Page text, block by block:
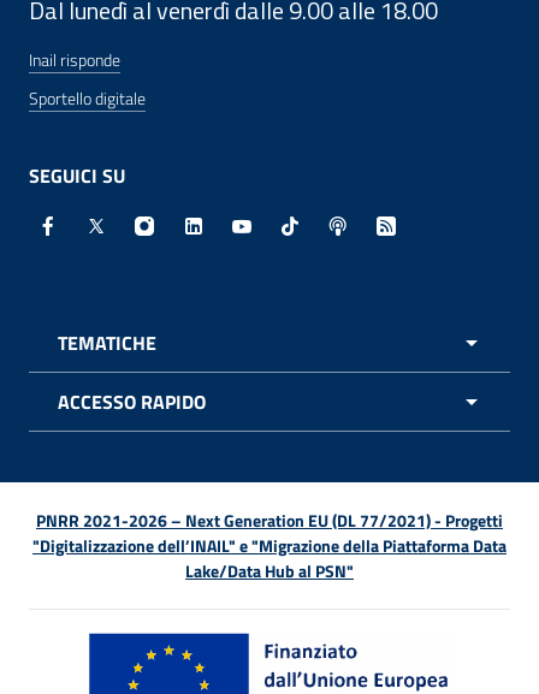
Dal lunedì al venerdì dalle 9.00 alle 18.00
Inail risponde
Sportello digitale
SEGUICI SU
Facebook - Sito esterno - Apertura in nuova finestra
X - Sito esterno - Apertura in nuova finestra
Instagram - Sito esterno - Apertura in
Linkedin - Sito esterno - Apertura in
Youtube - Sito esterno -
TikTok - Sito esterno -
Spreaker - Sito
Feed RSS -
TEMATICHE
ACCESSO RAPIDO
PNRR 2021-2026 – Next Generation EU (DL 77/2021) - Progetti
"Digitalizzazione dell’INAIL" e "Migrazione della Piattaforma Data
Lake/Data Hub al PSN"